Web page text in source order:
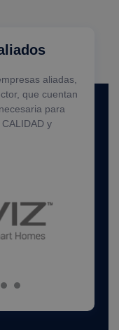
aliadas,
que cuentan
para
y